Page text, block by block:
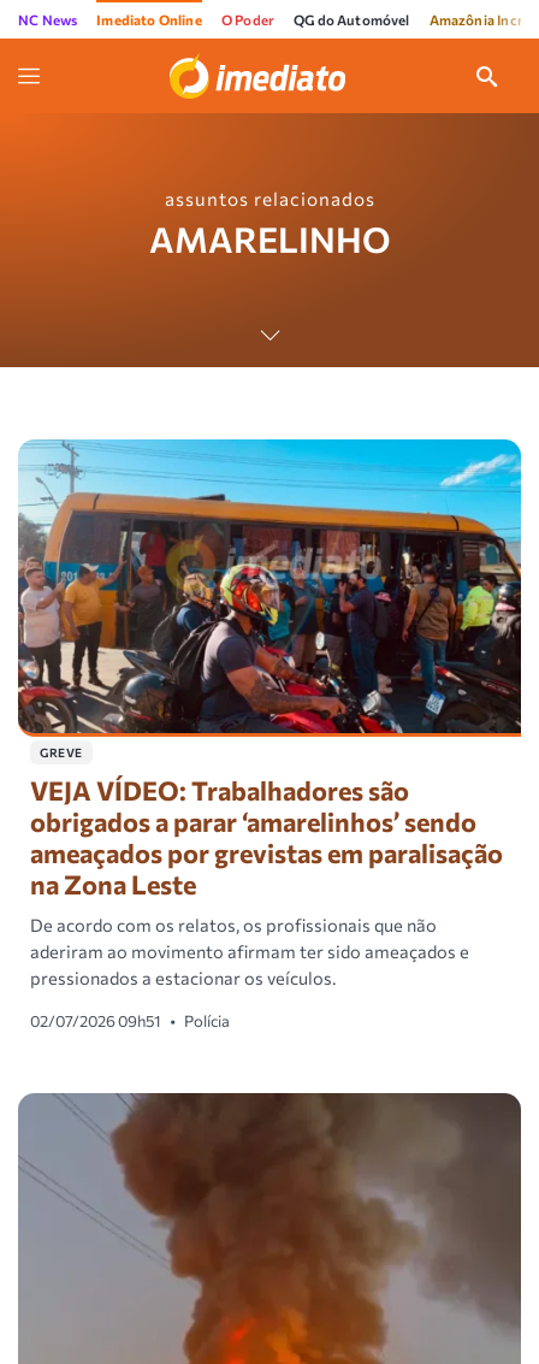
NC News Imediato Online O Poder QG do Automóvel Amazônia
assuntos relacionados
AMARELINHO
GREVE
VEJA VÍDEO: Trabalhadores são
obrigados a parar ‘amarelinhos’ sendo
ameaçados por grevistas em paralisação
na Zona Leste
De acordo com os relatos, os profissionais que não
aderiram ao movimento afirmam ter sido ameaçados e
pressionados a estacionar os veículos.
02/07/2026 09h51 • Polícia